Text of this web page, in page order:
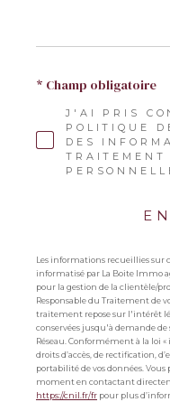
J'AI PRIS
POLITIQUE
DES
TRAITEMENT
* Champ obligatoire
Les informations recueillies sur
informatisé par La Boite Immo
pour la gestion de la clientèle/
Responsable du Traitement de
traitement repose sur l'intérêt
conservées jusqu'à demande de
Réseau. Conformément à la loi
droits d’accès, de rectification,
portabilité de vos données.
moment en contactant
https://cnil.fr/fr pour plus